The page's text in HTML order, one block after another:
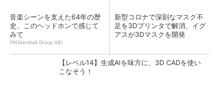
音楽シーンを支えた64年の歴
史、このヘッドホンで感じて
みて
PR(Marshall Group AB)
新型コロナで深刻なマスク不
足を3Dプリンタで解消、イグ
アスが3Dマスクを開発
【レベル14】生成AIを味方に、3D CADを使い
こなそう！